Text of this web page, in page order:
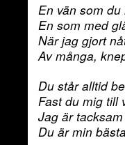
En vän som
En som med
När jag gjort
Av många,
Du står alltid
Fast du mig till
Jag är
Du är min